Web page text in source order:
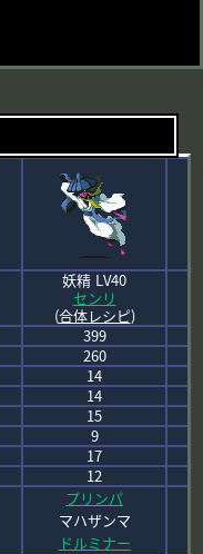
妖精 LV40
センリ
(合体レシピ)
399
260
14
14
15
9
17
12
プリンパ
マハザンマ
ドルミナー